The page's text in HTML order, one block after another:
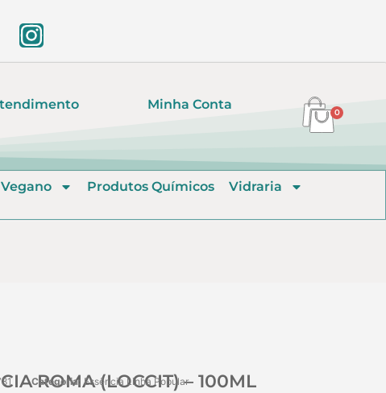
Minha Conta
0
Produtos Químicos
Vidraria
ROMA (LOCCIT) – 100ML
Categoria: Essência Linha Popular